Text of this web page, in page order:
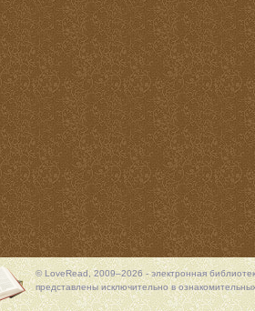
© LoveRead, 2009–2026 - электронная
представлены исключительно в